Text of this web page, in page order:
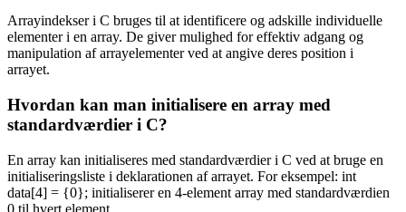
Arrayindekser i C bruges til at identificere og adskille individuelle
elementer i en array. De giver mulighed for effektiv adgang og
manipulation af arrayelementer ved at angive deres position i
arrayet.
Hvordan kan man initialisere en array med
standardværdier i C?
En array kan initialiseres med standardværdier i C ved at bruge en
initialiseringsliste i deklarationen af arrayet. For eksempel: int
data[4] = {0}; initialiserer en 4-element array med standardværdien
0 til hvert element.